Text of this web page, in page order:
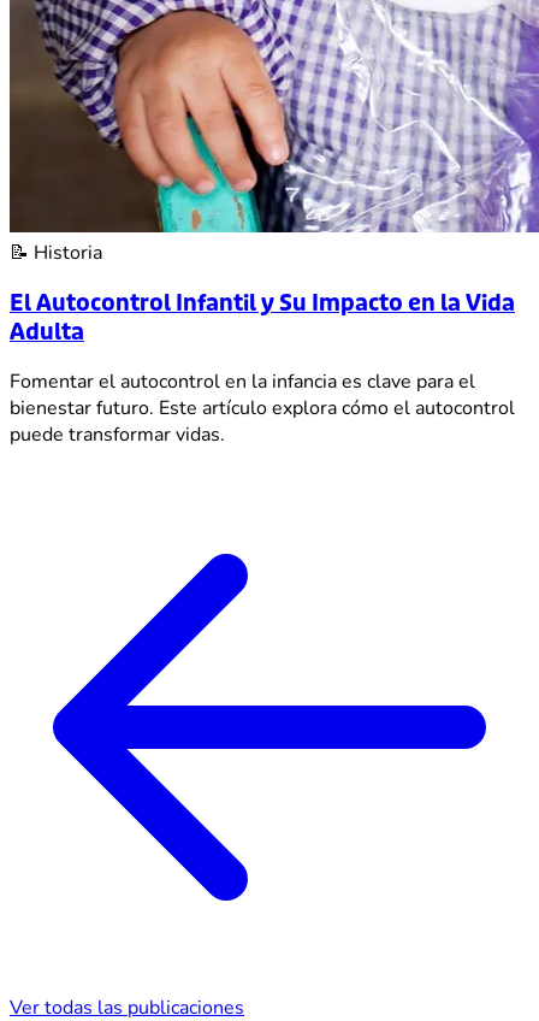
📝 Historia
El Autocontrol Infantil y Su Impacto en la Vida
Adulta
Fomentar el autocontrol en la infancia es clave para el
bienestar futuro. Este artículo explora cómo el autocontrol
puede transformar vidas.
Ver todas las publicaciones